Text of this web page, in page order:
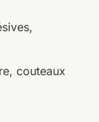
couteaux